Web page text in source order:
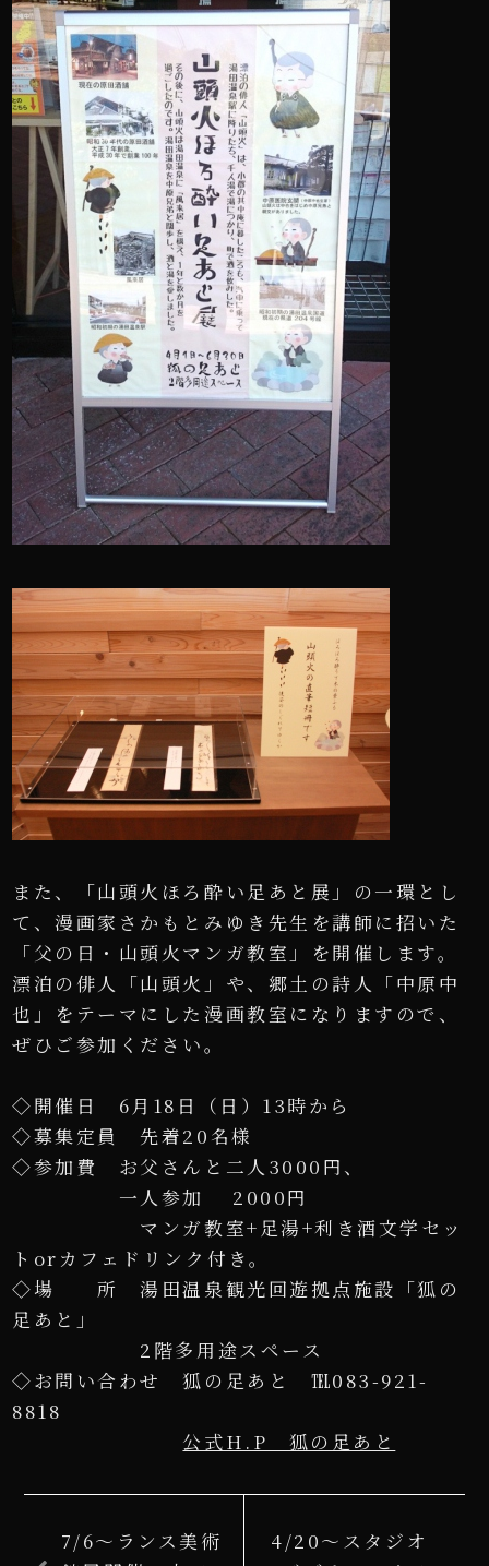
また、「山頭火ほろ酔い足あと展」の一環とし
て、漫画家さかもとみゆき先生を講師に招いた
「父の日・山頭火マンガ教室」を開催します。
漂泊の俳人「山頭火」や、郷土の詩人「中原中
也」をテーマにした漫画教室になりますので、
ぜひご参加ください。
◇開催日 6月18日（日）13時から
◇募集定員 先着20名様
◇参加費 お父さんと二人3000円、
一人参加 2000円
マンガ教室+足湯+利き酒文学セッ
トorカフェドリンク付き。
◇場 所 湯田温泉観光回遊拠点施設「狐の
足あと」
2階多用途スペース
◇お問い合わせ 狐の足あと ℡083-921-
8818
公式H.P 狐の足あと
7/6～ランス美術
4/20～スタジオ